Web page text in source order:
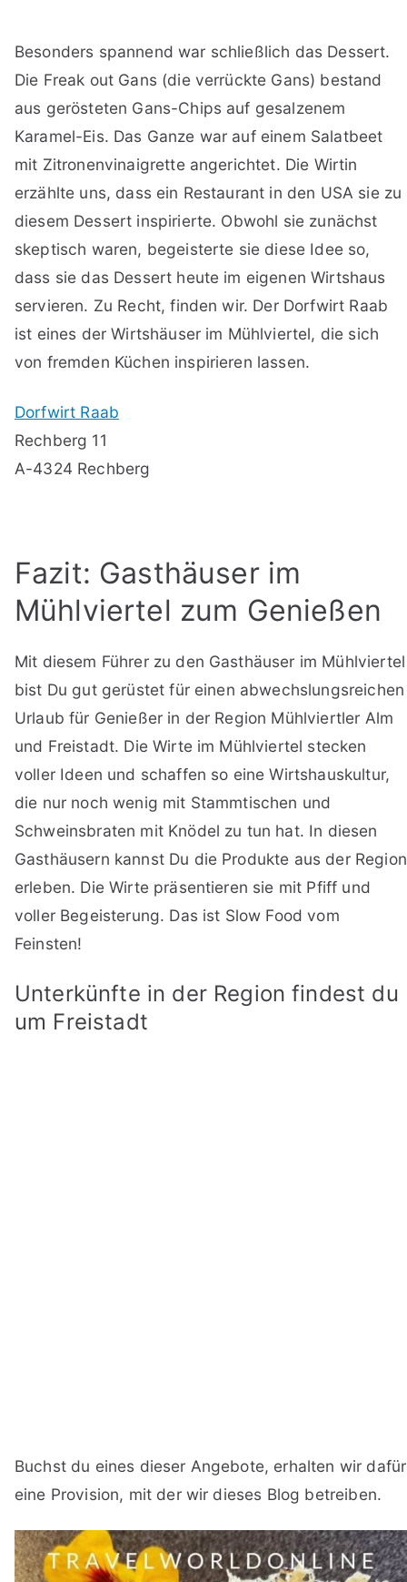
Besonders spannend war schließlich das Dessert.
Die Freak out Gans (die verrückte Gans) bestand
aus gerösteten Gans-Chips auf gesalzenem
Karamel-Eis. Das Ganze war auf einem Salatbeet
mit Zitronenvinaigrette angerichtet. Die Wirtin
erzählte uns, dass ein Restaurant in den USA sie zu
diesem Dessert inspirierte. Obwohl sie zunächst
skeptisch waren, begeisterte sie diese Idee so,
dass sie das Dessert heute im eigenen Wirtshaus
servieren. Zu Recht, finden wir. Der Dorfwirt Raab
ist eines der Wirtshäuser im Mühlviertel, die sich
von fremden Küchen inspirieren lassen.
Dorfwirt Raab
Rechberg 11
A-4324 Rechberg
Fazit: Gasthäuser im
Mühlviertel zum Genießen
Mit diesem Führer zu den Gasthäuser im Mühlviertel
bist Du gut gerüstet für einen abwechslungsreichen
Urlaub für Genießer in der Region Mühlviertler Alm
und Freistadt. Die Wirte im Mühlviertel stecken
voller Ideen und schaffen so eine Wirtshauskultur,
die nur noch wenig mit Stammtischen und
Schweinsbraten mit Knödel zu tun hat. In diesen
Gasthäusern kannst Du die Produkte aus der Region
erleben. Die Wirte präsentieren sie mit Pfiff und
voller Begeisterung. Das ist Slow Food vom
Feinsten!
Unterkünfte in der Region findest du
um Freistadt
Buchst du eines dieser Angebote, erhalten wir dafür
eine Provision, mit der wir dieses Blog betreiben.